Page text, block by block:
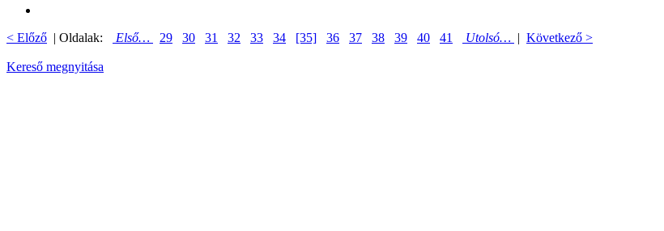
< Előző | Oldalak: Első… 29 30 31 32 33 34 [35] 36 37 38 39 40 41 Utolsó… | Következő >
Kereső megnyitása